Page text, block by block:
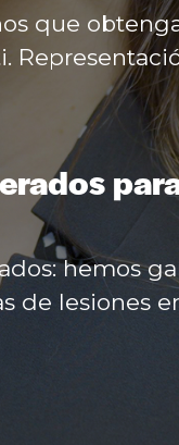
que
hemos
de lesiones